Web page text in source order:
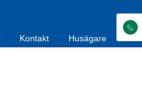
Kontakt Husägare